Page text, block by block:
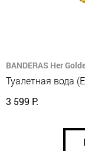
BANDERAS Her
Туалетная вода
3 599 Р.